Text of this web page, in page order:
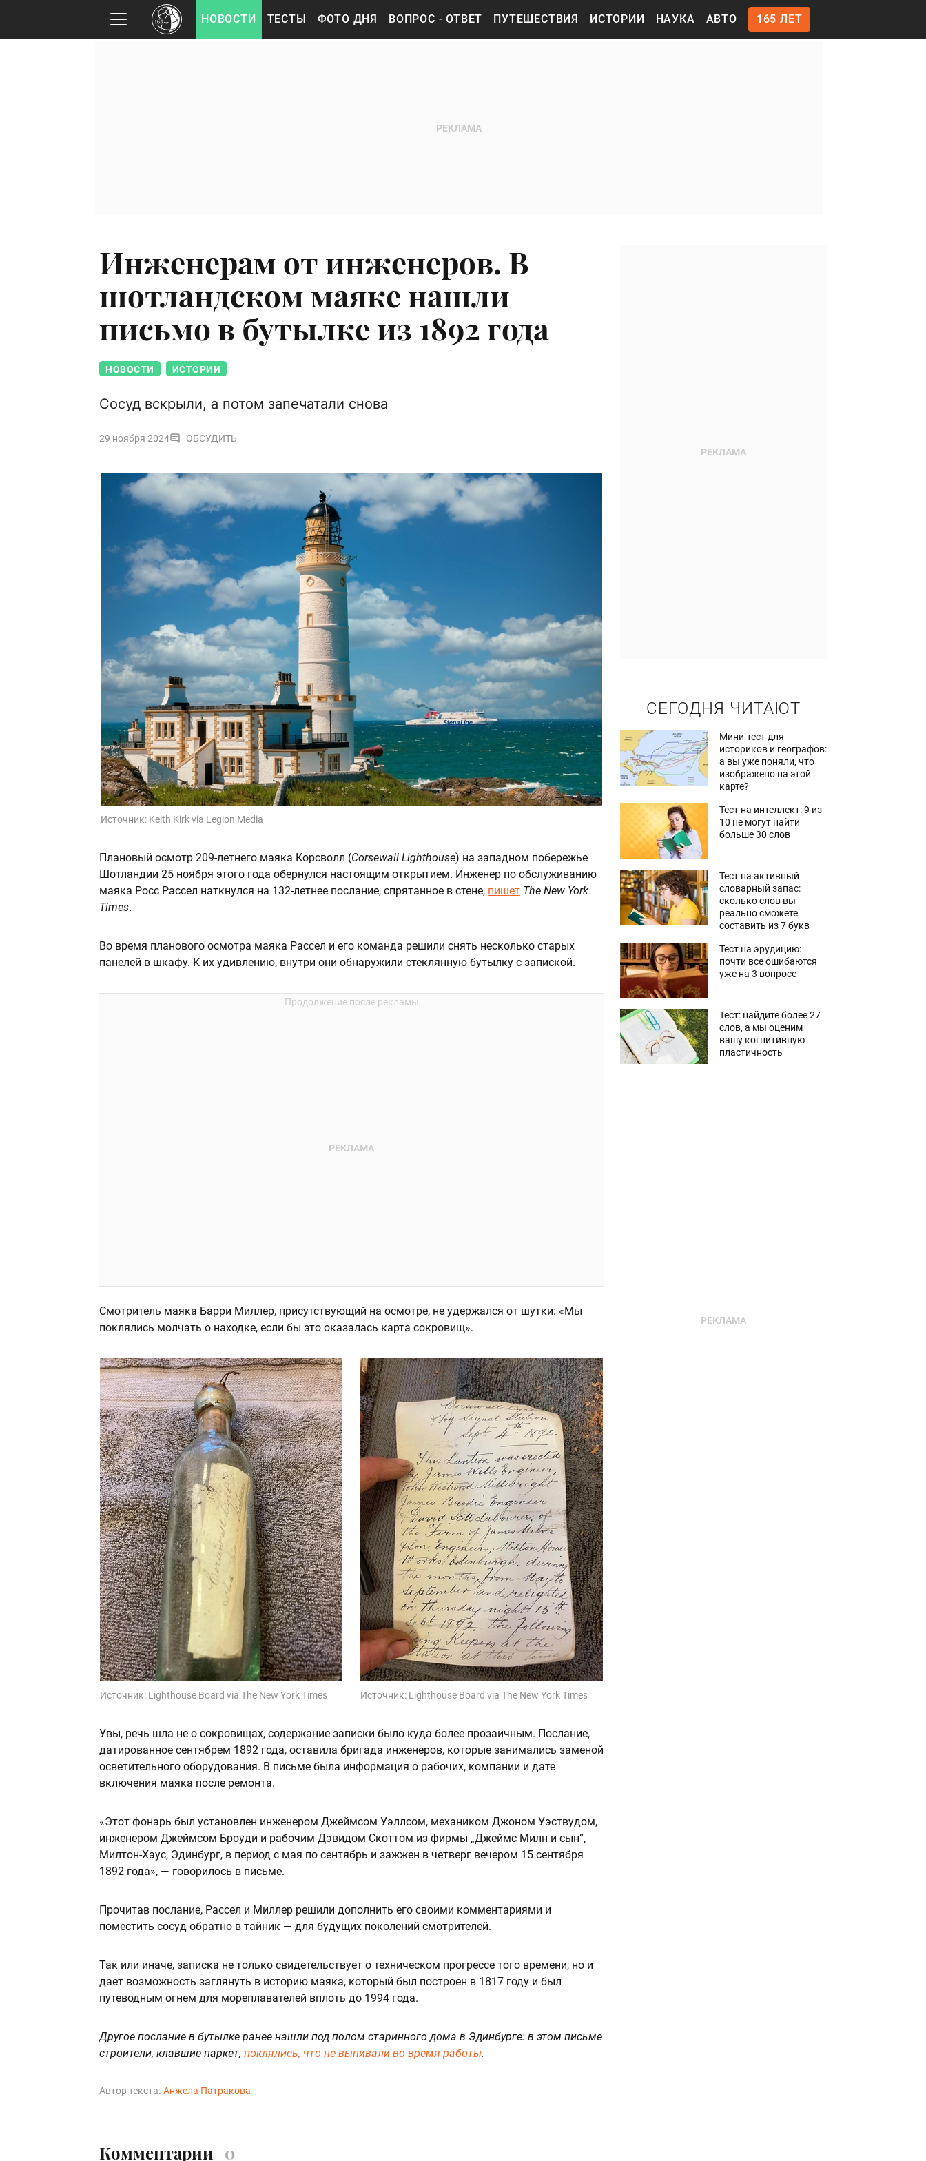
НОВОСТИ ТЕСТЫ ФОТО ДНЯ ВОПРОС - ОТВЕТ ПУТЕШЕСТВИЯ ИСТОРИИ НАУКА АВТО 165 ЛЕТ
Инженерам от инженеров. В
шотландском маяке нашли
письмо в бутылке из 1892 года
НОВОСТИ ИСТОРИИ
Сосуд вскрыли, а потом запечатали снова
29 ноября 2024 ОБСУДИТЬ
Источник: Keith Kirk via Legion Media
Плановый осмотр 209-летнего маяка Корсволл (Corsewall Lighthouse) на западном побережье
Шотландии 25 ноября этого года обернулся настоящим открытием. Инженер по обслуживанию
маяка Росс Рассел наткнулся на 132-летнее послание, спрятанное в стене, пишет The New York
Times.
Во время планового осмотра маяка Рассел и его команда решили снять несколько старых
панелей в шкафу. К их удивлению, внутри они обнаружили стеклянную бутылку с запиской.
Смотритель маяка Барри Миллер, присутствующий на осмотре, не удержался от шутки: «Мы
поклялись молчать о находке, если бы это оказалась карта сокровищ».
Источник: Lighthouse Board via The New York Times Источник: Lighthouse Board via The New York Times
Увы, речь шла не о сокровищах, содержание записки было куда более прозаичным. Послание,
датированное сентябрем 1892 года, оставила бригада инженеров, которые занимались заменой
осветительного оборудования. В письме была информация о рабочих, компании и дате
включения маяка после ремонта.
«Этот фонарь был установлен инженером Джеймсом Уэллсом, механиком Джоном Уэствудом,
инженером Джеймсом Броуди и рабочим Дэвидом Скоттом из фирмы „Джеймс Милн и сын“,
Милтон-Хаус, Эдинбург, в период с мая по сентябрь и зажжен в четверг вечером 15 сентября
1892 года», — говорилось в письме.
Прочитав послание, Рассел и Миллер решили дополнить его своими комментариями и
поместить сосуд обратно в тайник — для будущих поколений смотрителей.
Так или иначе, записка не только свидетельствует о техническом прогрессе того времени, но и
дает возможность заглянуть в историю маяка, который был построен в 1817 году и был
путеводным огнем для мореплавателей вплоть до 1994 года.
Другое послание в бутылке ранее нашли под полом старинного дома в Эдинбурге: в этом письме
строители, клавшие паркет, поклялись, что не выпивали во время работы.
Автор текста: Анжела Патракова
СЕГОДНЯ ЧИТАЮТ
Мини-тест для
историков и географов:
а вы уже поняли, что
изображено на этой
карте?
Тест на интеллект: 9 из
10 не могут найти
больше 30 слов
Тест на активный
словарный запас:
сколько слов вы
реально сможете
составить из 7 букв
Тест на эрудицию:
почти все ошибаются
уже на 3 вопросе
Тест: найдите более 27
слов, а мы оценим
вашу когнитивную
пластичность
Комментарии 0